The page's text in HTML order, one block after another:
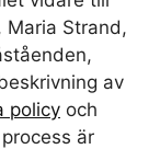
Maria Strand,
av
policy och
är